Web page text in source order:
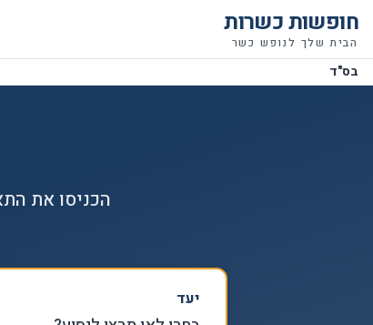
חופשות כשרות
הבית שלך לנופש כשר
בס"ד
הכניסו את
יעד